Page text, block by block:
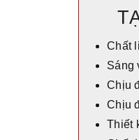
Chất
Sáng
Chịu
Chịu
Thiết